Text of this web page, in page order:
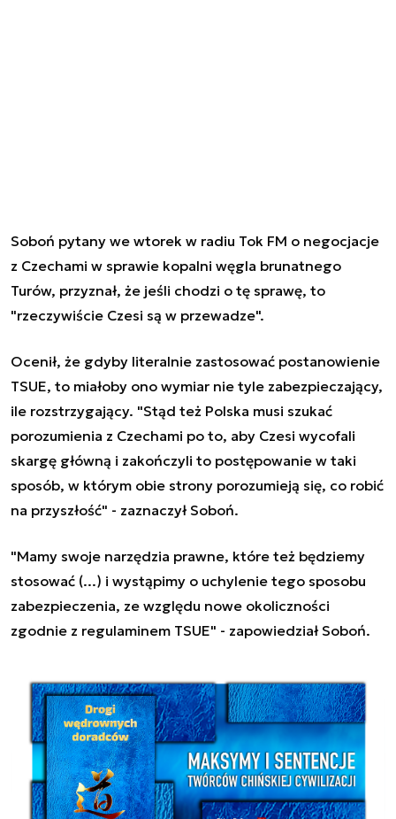
Soboń pytany we wtorek w radiu Tok FM o negocjacje
z Czechami w sprawie kopalni węgla brunatnego
Turów, przyznał, że jeśli chodzi o tę sprawę, to
"rzeczywiście Czesi są w przewadze".
Ocenił, że gdyby literalnie zastosować postanowienie
TSUE, to miałoby ono wymiar nie tyle zabezpieczający,
ile rozstrzygający. "Stąd też Polska musi szukać
porozumienia z Czechami po to, aby Czesi wycofali
skargę główną i zakończyli to postępowanie w taki
sposób, w którym obie strony porozumieją się, co robić
na przyszłość" - zaznaczył Soboń.
"Mamy swoje narzędzia prawne, które też będziemy
stosować (...) i wystąpimy o uchylenie tego sposobu
zabezpieczenia, ze względu nowe okoliczności
zgodnie z regulaminem TSUE" - zapowiedział Soboń.